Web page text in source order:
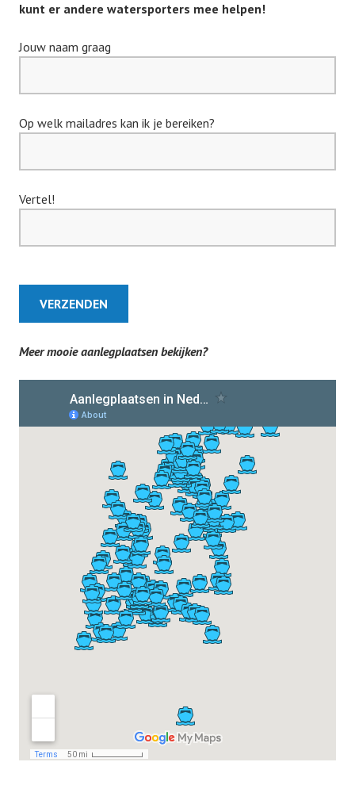
kunt er andere watersporters mee helpen!
Jouw naam graag
Op welk mailadres kan ik je bereiken?
Vertel!
VERZENDEN
Meer mooie aanlegplaatsen bekijken?